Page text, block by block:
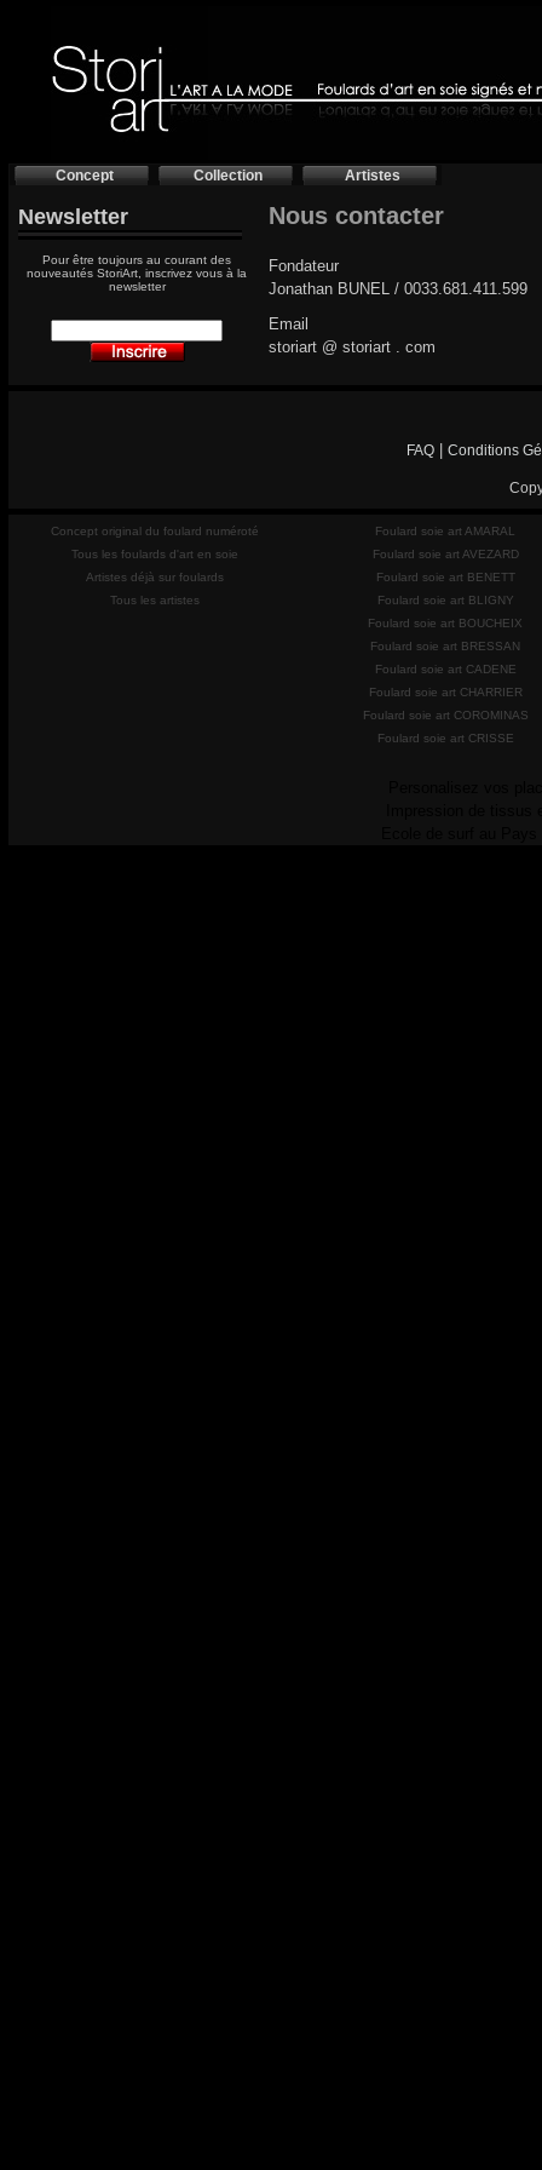
Concept Collection Artistes
Newsletter
Pour être toujours au courant des
nouveautés StoriArt, inscrivez vous à la
newsletter
Nous contacter
Fondateur
Jonathan BUNEL / 0033.681.411.599
Email
storiart @ storiart . com
FAQ Conditions
Concept original du foulard numéroté
Tous les foulards d'art en soie
Artistes déjà sur foulards
Tous les artistes
Foulard soie art AMARAL
Foulard soie art AVEZARD
Foulard soie art BENETT
Foulard soie art BLIGNY
Foulard soie art BOUCHEIX
Foulard soie art BRESSAN
Foulard soie art CADENE
Foulard soie art CHARRIER
Foulard soie art COROMINAS
Foulard soie art CRISSE